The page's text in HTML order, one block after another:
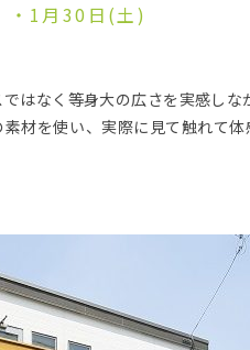
1月30日(土)
はなく等身大の広さを実感し
材を使い、実際に見て触れて